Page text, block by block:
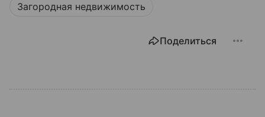
Загородная недвижимость
Поделиться